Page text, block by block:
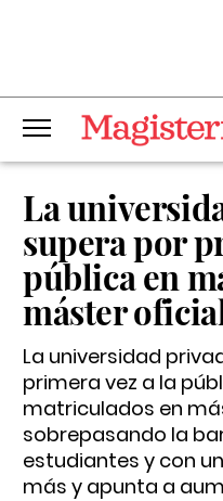
La
supera por
pública en
máster
La universidad
primera vez a la
matriculados en
sobrepasando la
estudiantes y con
más y apunta a